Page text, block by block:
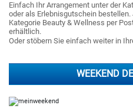
Einfach Ihr Arrangement unter der
oder als Erlebnisgutschein
Kategorie Beauty & Wellness per
erhältlich.
Oder stöbern Sie einfach weiter in
WEEKEND